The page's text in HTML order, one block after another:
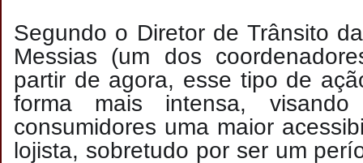
Segundo o Diretor de Trânsito
Messias (um dos
partir de agora, esse tipo de
forma mais intensa, visando
consumidores uma maior
lojista, sobretudo por ser um